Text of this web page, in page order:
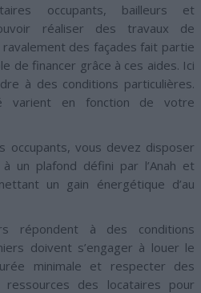
occupants, bailleurs et
réaliser des travaux de
des façades fait partie
de financer grâce à ces aides. Ici
à des conditions particulières.
varient en fonction de votre
occupants, vous devez disposer
un plafond défini par l’Anah et
un gain énergétique d’au
répondent à des conditions
doivent s’engager à louer le
minimale et respecter des
des locataires pour